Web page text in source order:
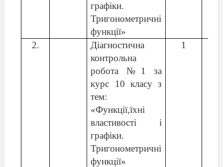
графіки.
Тригонометричні
функції»
2.
Діагностична
контрольна
робота №1 за
курс 10 класу з
тем:
«Функції,їхні
властивості і
графіки.
Тригонометричні
функції»
1